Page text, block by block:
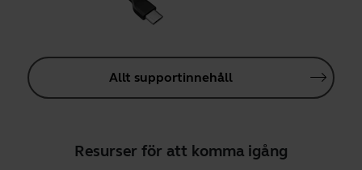
Allt supportinnehåll
Resurser för att komma igång